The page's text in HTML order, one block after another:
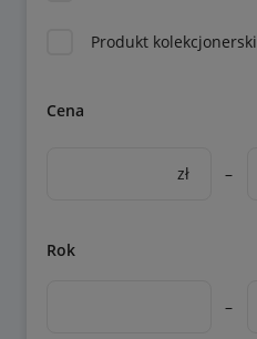
Produkt kolekcjonerski
Cena
zł –
Rok
–